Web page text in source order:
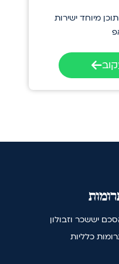
מיוחד ישירות
יששכר וזבולון
כלליות